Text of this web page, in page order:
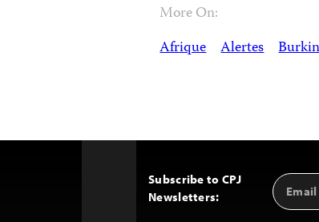
More On:
Afrique Alertes
Subscribe to CPJ
Newsletters:
Email
Address